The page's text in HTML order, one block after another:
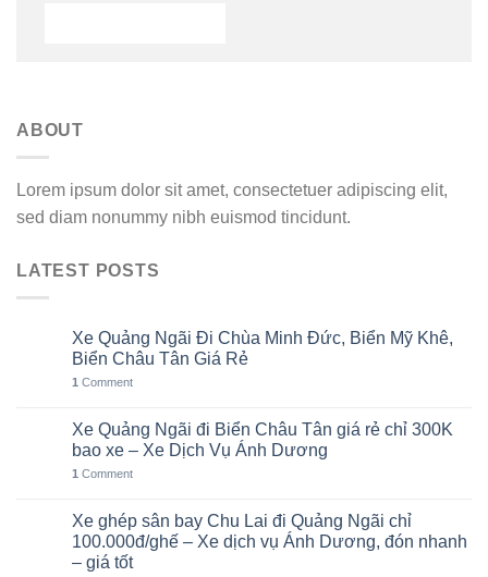
ABOUT
Lorem ipsum dolor sit amet, consectetuer adipiscing elit,
sed diam nonummy nibh euismod tincidunt.
LATEST POSTS
Xe Quảng Ngãi Đi Chùa Minh Đức, Biển Mỹ Khê,
Biển Châu Tân Giá Rẻ
1 Comment
Xe Quảng Ngãi đi Biển Châu Tân giá rẻ chỉ 300K
bao xe – Xe Dịch Vụ Ánh Dương
1 Comment
Xe ghép sân bay Chu Lai đi Quảng Ngãi chỉ
100.000đ/ghế – Xe dịch vụ Ánh Dương, đón nhanh
– giá tốt